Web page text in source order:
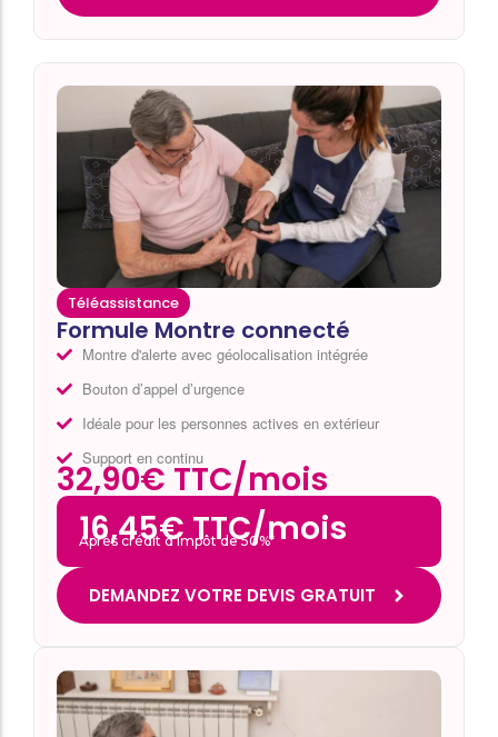
Téléassistance
Formule Montre connecté
Montre d'alerte avec géolocalisation intégrée
Bouton d’appel d’urgence
Idéale pour les personnes actives en extérieur
Support en continu
32,90€ TTC/mois
16,45€ TTC/mois
Après crédit d’impôt de 50%*
DEMANDEZ VOTRE DEVIS GRATUIT